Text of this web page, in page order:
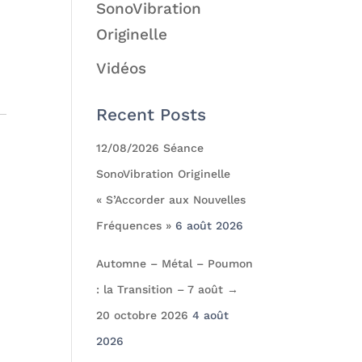
SonoVibration
Originelle
Vidéos
Recent Posts
12/08/2026 Séance
SonoVibration Originelle
« S’Accorder aux Nouvelles
Fréquences » 6 août 2026
Automne – Métal – Poumon
: la Transition – 7 août →
20 octobre 2026 4 août
2026